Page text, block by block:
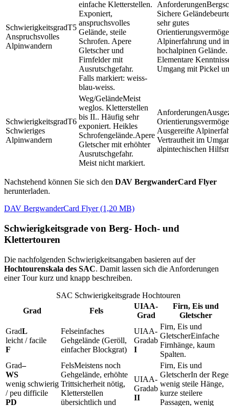
T5
Anspruchsvolles
Alpinwandern
einfache Kletterstellen.
Exponiert,
anspruchsvolles
Gelände, steile
Schrofen. Apere
Gletscher und
Firnfelder mit
Ausrutschgefahr.
Falls markiert: weiss-
blau-weiss.
Sichere
sehr gutes
Alpinerfahrung und
hochalpinen Gelände.
Elementare
Umgang mit Pickel
T6
Schwieriges
Alpinwandern
Meist
weglos. Kletterstellen
bis II.. Häufig sehr
exponiert. Heikles
Schrofengelände.Apere
Gletscher mit erhöhter
Ausrutschgefahr.
Meist nicht markiert.
Ausgereifte
Vertrautheit im
alpintechischen
Nachstehend können Sie sich den DAV BergwanderCard Flyer
herunterladen.
DAV BergwanderCard Flyer (1,20 MB)
Schwierigkeitsgrade von Berg- Hoch- und
Klettertouren
Die nachfolgenden Schwierigkeitsangaben basieren auf der
Hochtourenskala des SAC. Damit lassen sich die Anforderungen
einer Tour kurz und knapp beschreiben.
SAC Schwierigkeitsgrade Hochtouren
Grad
Fels
UIAA-
Grad
Firn, Eis und
Gletscher
L
leicht / facile
F
einfaches
Gehgelände (Geröll,
einfacher Blockgrat)
ab
I
Einfache
Firnhänge, kaum
Spalten.
–
WS
wenig schwierig
/ peu difficile
PD
Meistens noch
Gehgelände, erhöhte
Trittsicherheit nötig,
Kletterstellen
übersichtlich und
ab
II
In der
wenig steile Hänge,
kurze steilere
Passagen, wenig